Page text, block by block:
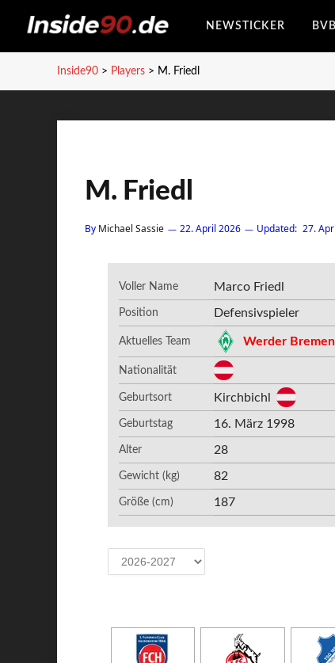
NEWSTICKER BVB
Inside90 > Players > M. Friedl
M. Friedl
By Michael Sassie 22. April 2026 Updated: 27.
Voller Name Marco Friedl
Position Defensivspieler
Aktuelles Team Werder Bremen
Nationalität
Geburtsort Kirchbichl
Geburtstag 16. März 1998
Alter 28
Gewicht (kg) 82
Größe (cm) 187